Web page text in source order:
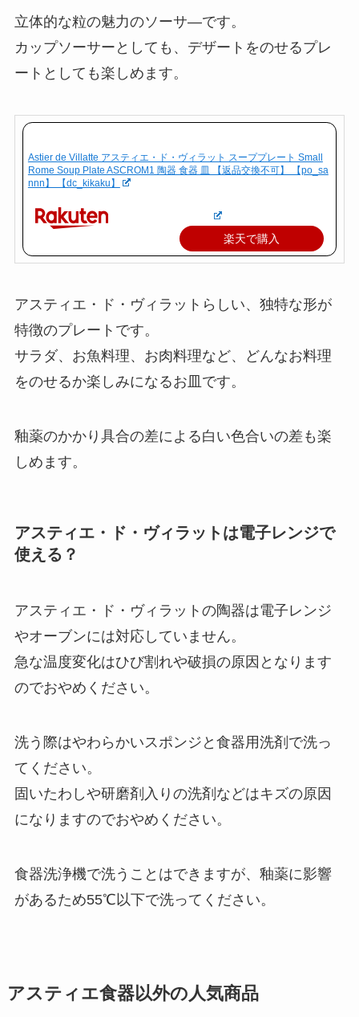
立体的な粒の魅力のソーサ―です。
カップソーサーとしても、デザートをのせるプレ
ートとしても楽しめます。
Astier de Villatte アスティエ・ド・ヴィラット スーププレート Small
Rome Soup Plate ASCROM1 陶器 食器 皿 【返品交換不可】 【po_sa
nnn】 【dc_kikaku】
楽天で購入
アスティエ・ド・ヴィラットらしい、独特な形が
特徴のプレートです。
サラダ、お魚料理、お肉料理など、どんなお料理
をのせるか楽しみになるお皿です。
釉薬のかかり具合の差による白い色合いの差も楽
しめます。
アスティエ・ド・ヴィラットは電子レンジで
使える？
アスティエ・ド・ヴィラットの陶器は電子レンジ
やオーブンには対応していません。
急な温度変化はひび割れや破損の原因となります
のでおやめください。
洗う際はやわらかいスポンジと食器用洗剤で洗っ
てください。
固いたわしや研磨剤入りの洗剤などはキズの原因
になりますのでおやめください。
食器洗浄機で洗うことはできますが、釉薬に影響
があるため55℃以下で洗ってください。
アスティエ食器以外の人気商品